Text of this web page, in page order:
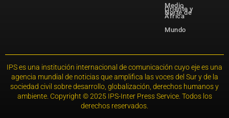
Medio
Oriente y
Norte de
África
Mundo
IPS es una institución internacional de comunicación cuyo eje es una
agencia mundial de noticias que amplifica las voces del Sur y de la
sociedad civil sobre desarrollo, globalización, derechos humanos y
ambiente. Copyright © 2025 IPS-Inter Press Service. Todos los
derechos reservados.